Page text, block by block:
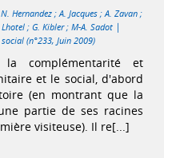
N. Hernandez ;A. Jacques ;A. Zavan ;
Lhotel; G. Kibler; M-A. Sadot |
(n°233, Juin 2009)
complémentarité et
et le social, d'abord
(en montrant que la
partie de ses racines
visiteuse). Il re[...]